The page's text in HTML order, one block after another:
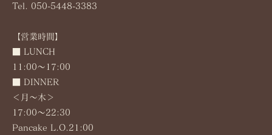
Tel. 050-5448-3383
【営業時間】
■ LUNCH
11:00～17:00
■ DINNER
＜月〜木＞
17:00～22:30
Pancake L.O.21:00